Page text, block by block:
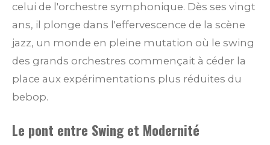
celui de l'orchestre symphonique. Dès ses vingt
ans, il plonge dans l'effervescence de la scène
jazz, un monde en pleine mutation où le swing
des grands orchestres commençait à céder la
place aux expérimentations plus réduites du
bebop.
Le pont entre Swing et Modernité